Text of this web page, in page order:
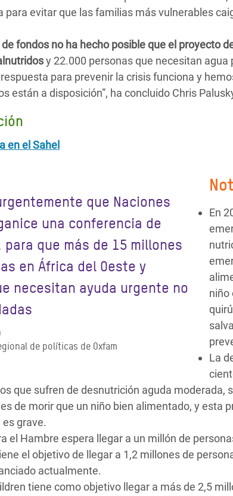
para evitar que las familias más vulnerables
de fondos no ha hecho posible que el proyecto
y 22.000 personas que necesitan agua
para prevenir la crisis funciona y
están a disposición”, ha concluido Chris
en el Sahel
que Naciones
una conferencia de
que más de 15 millones
en África del Oeste y
necesitan ayuda urgente no
de políticas de Oxfam
En
niño
La
que sufren de desnutrición aguda
de morir que un niño bien alimentado, y esta
grave.
el Hambre espera llegar a un millón de
el objetivo de llegar a 1,2 millones de
actualmente.
tiene como objetivo llegar a más de 2,5